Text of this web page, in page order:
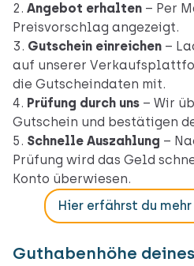
Angebot erhalten – Per
Preisvorschlag angezeigt.
Gutschein einreichen –
auf unserer
die Gutscheindaten mit.
Prüfung durch uns – Wir
Gutschein und bestätigen
Schnelle Auszahlung –
Prüfung wird das Geld
Konto überwiesen.
Hier erfährst du
Guthabenhöhe